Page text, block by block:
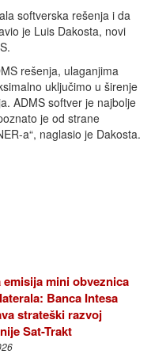
softverska rešenja i da
je Luis Dakosta, novi
rešenja, ulaganjima
uključimo u širenje
ADMS softver je najbolje
je od strane
a“, naglasio je Dakosta.
emisija mini obveznica
Banca Intesa
strateški razvoj
Sat-Trakt